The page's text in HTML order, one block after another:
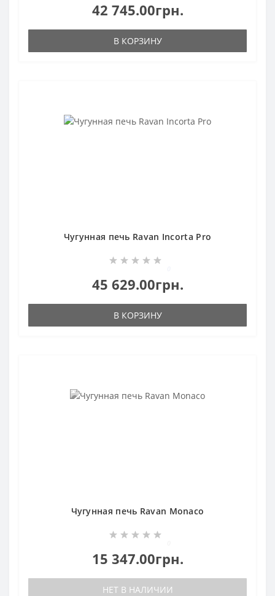
42 745.00грн.
В КОРЗИНУ
Чугунная печь Ravan Incorta Pro
45 629.00грн.
В КОРЗИНУ
Чугунная печь Ravan Monaco
15 347.00грн.
НЕТ В НАЛИЧИИ